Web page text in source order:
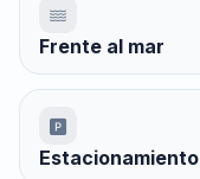
Frente al mar
Estacionamiento